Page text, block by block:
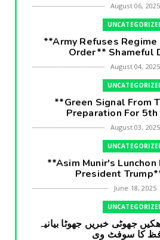
August 06, 2025
**Army Refuses Regime
Order** Shameful
August 04, 2025
**Green Signal From
Preparation For 5th
August 03, 2025
**Asim Munir's
President
June 18, 2025
جھوٹی خبریں جھوٹا بیانیہ